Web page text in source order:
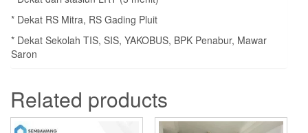
* Dekat RS Mitra, RS Gading Pluit
* Dekat Sekolah TIS, SIS, YAKOBUS, BPK Penabur, Mawar
Saron
Related products